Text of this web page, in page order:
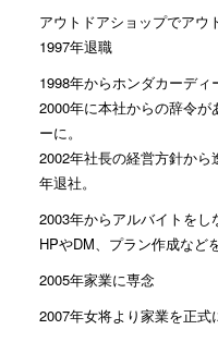
アウトドアショップでアウ
1997年退職
1998年からホンダカーディ
2000年に本社からの辞令
ーに。
2002年社長の経営方針か
年退社。
2003年からアルバイトを
HPやDM、プラン作成など
2005年家業に専念
2007年女将より家業を正